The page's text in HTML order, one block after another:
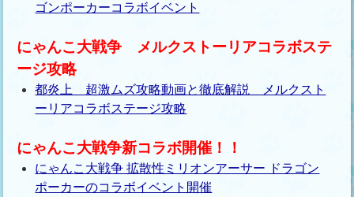
ゴンポーカーコラボイベント
にゃんこ大戦争 メルクストーリアコラボステ
ージ攻略
都炎上 超激ムズ攻略動画と徹底解説 メルクスト
ーリアコラボステージ攻略
にゃんこ大戦争新コラボ開催！！
にゃんこ大戦争 拡散性ミリオンアーサー ドラゴン
ポーカーのコラボイベント開催